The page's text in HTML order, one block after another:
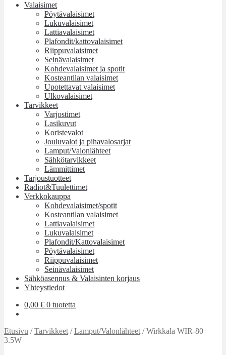
Valaisimet
Pöytävalaisimet
Lukuvalaisimet
Lattiavalaisimet
Plafondit/kattovalaisimet
Riippuvalaisimet
Seinävalaisimet
Kohdevalaisimet ja spotit
Kosteantilan valaisimet
Upotettavat valaisimet
Ulkovalaisimet
Tarvikkeet
Varjostimet
Lasikuvut
Koristevalot
Jouluvalot ja pihavalosarjat
Lamput/Valonlähteet
Sähkötarvikkeet
Lämmittimet
Tarjoustuotteet
Radiot&Tuulettimet
Verkkokauppa
Kohdevalaisimet/spotit
Kosteantilan valaisimet
Lattiavalaisimet
Lukuvalaisimet
Plafondit/Kattovalaisimet
Pöytävalaisimet
Riippuvalaisimet
Seinävalaisimet
Sähköasennus & Valaisinten korjaus
Yhteystiedot
0,00 € 0 tuotetta
Etusivu /Tarvikkeet /Lamput/Valonlähteet /Wirkkala WIR-80
3.5W